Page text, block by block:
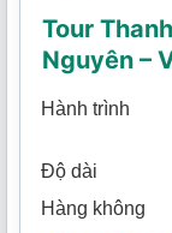
Tour
Nguyên –
Hành trình
Độ dài
Hàng không